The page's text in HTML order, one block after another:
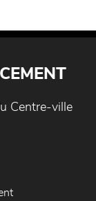
Centre-ville